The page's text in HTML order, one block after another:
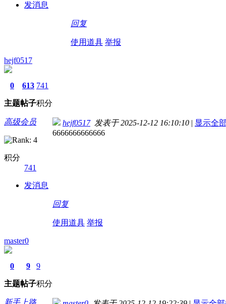
发消息
回复
使用道具 举报
hejf0517
0
主题
613
帖子
741
积分
高级会员
积分
741
发消息
hejf0517发表于 2025-12-12 16:10:10 | 显示全
6666666666666
回复
使用道具 举报
master0
0
主题
9
帖子
9
积分